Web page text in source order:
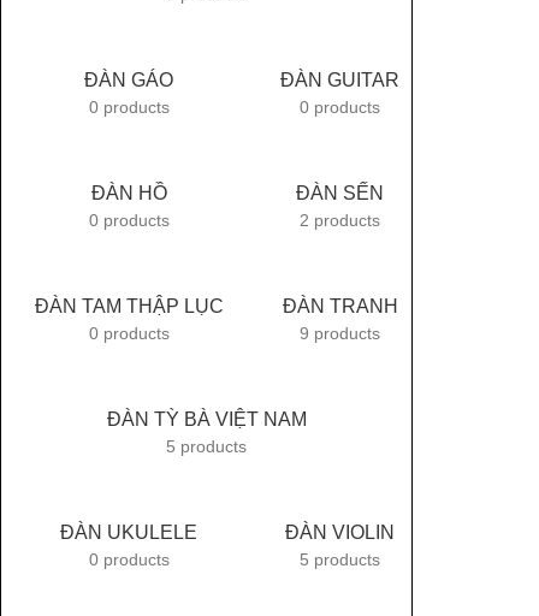
ĐÀN GÁO
0 products
ĐÀN GUITAR
0 products
ĐÀN HỒ
0 products
ĐÀN SẾN
2 products
ĐÀN TAM THẬP LỤC
0 products
ĐÀN TRANH
9 products
ĐÀN TỲ BÀ VIỆT NAM
5 products
ĐÀN UKULELE
0 products
ĐÀN VIOLIN
5 products